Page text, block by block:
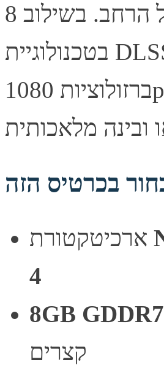
לקהל הרחב. בשילוב 8GB זכרון GDDR7 מהיר ותמיכה מלאה
בטכנולוגיית DLSS 4, הכרטיס מספק חוויית משחק חלקה
ברזולוציות 1080p ו-1440p, וכן ביצועים מצוינים ביישומי יצירה,
בכרטיס הזה
4
8GB GDDR7
קצרים